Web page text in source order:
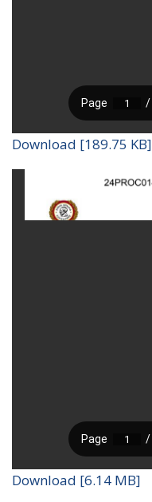
Download [189.75 KB]
Download [6.14 MB]